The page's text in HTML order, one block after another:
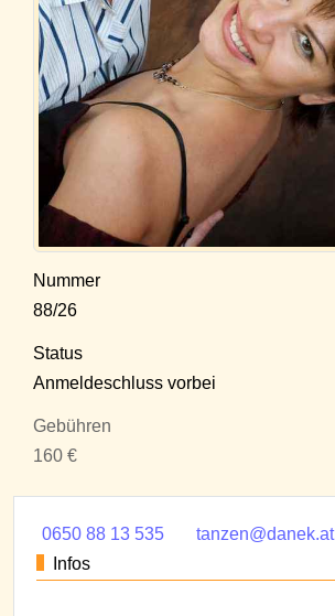
Nummer
88/26
Status
Anmeldeschluss vorbei
Gebühren
160 €
0650 88 13 535
tanzen@danek.at
Infos